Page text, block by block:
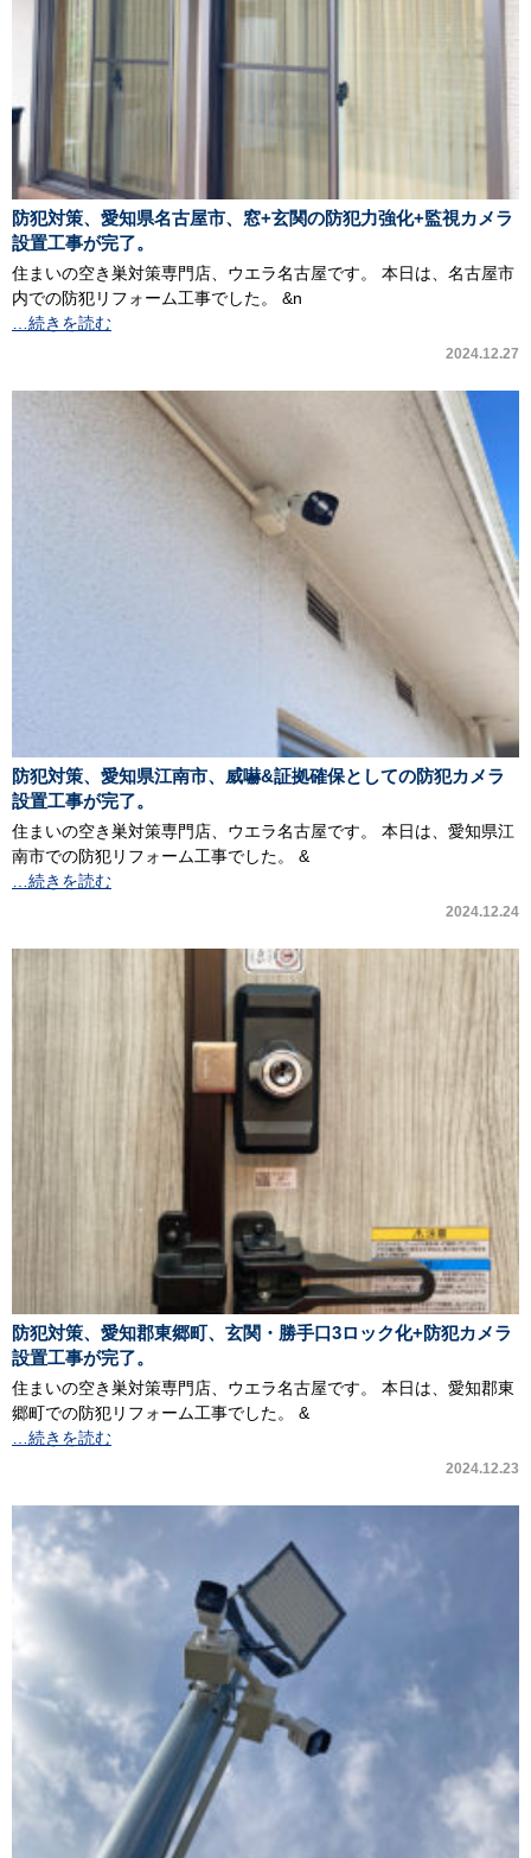
防犯対策、愛知県名古屋市、窓+玄関の防犯力強化+監視カメラ
設置工事が完了。
住まいの空き巣対策専門店、ウエラ名古屋です。 本日は、名古屋市
内での防犯リフォーム工事でした。 &n
…続きを読む
2024.12.27
防犯対策、愛知県江南市、威嚇&証拠確保としての防犯カメラ
設置工事が完了。
住まいの空き巣対策専門店、ウエラ名古屋です。 本日は、愛知県江
南市での防犯リフォーム工事でした。 &
…続きを読む
2024.12.24
防犯対策、愛知郡東郷町、玄関・勝手口3ロック化+防犯カメラ
設置工事が完了。
住まいの空き巣対策専門店、ウエラ名古屋です。 本日は、愛知郡東
郷町での防犯リフォーム工事でした。 &
…続きを読む
2024.12.23